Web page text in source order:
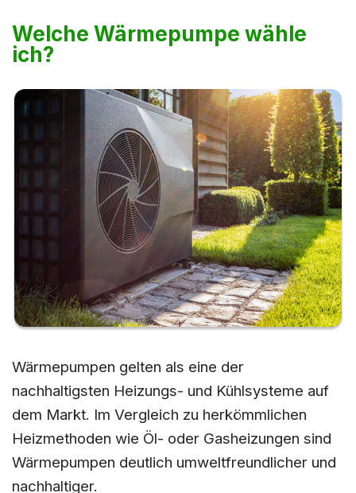
Welche Wärmepumpe wähle
ich?
Wärmepumpen gelten als eine der
nachhaltigsten Heizungs- und Kühlsysteme auf
dem Markt. Im Vergleich zu herkömmlichen
Heizmethoden wie Öl- oder Gasheizungen sind
Wärmepumpen deutlich umweltfreundlicher und
nachhaltiger.